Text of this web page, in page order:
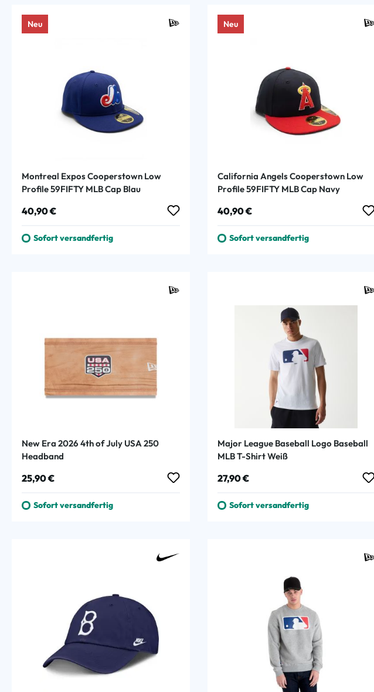
Neu
Montreal Expos Cooperstown Low
Profile 59FIFTY MLB Cap Blau
Regulärer Preis:
40,90 €
Sofort versandfertig
Neu
California Angels Cooperstown Low
Profile 59FIFTY MLB Cap Navy
Regulärer Preis:
40,90 €
Sofort versandfertig
New Era 2026 4th of July USA 250
Headband
Regulärer Preis:
25,90 €
Sofort versandfertig
Major League Baseball Logo Baseball
MLB T-Shirt Weiß
Regulärer Preis:
27,90 €
Sofort versandfertig